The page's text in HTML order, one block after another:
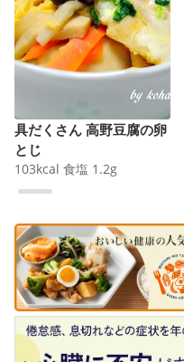
具だくさん 高野豆腐の卵
とじ
103kcal 食塩 1.2g